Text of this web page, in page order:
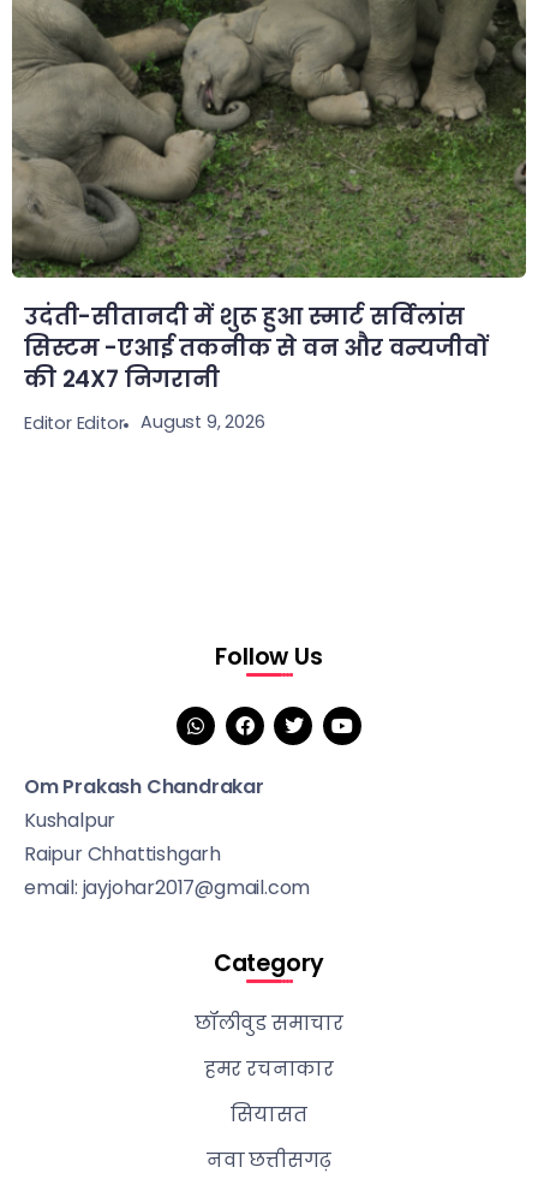
उदंती-सीतानदी में शुरू हुआ स्मार्ट सर्विलांस
सिस्टम -एआई तकनीक से वन और वन्यजीवों
की 24X7 निगरानी
Editor Editor August 9, 2026
Follow Us
Om Prakash Chandrakar
Kushalpur
Raipur Chhattishgarh
email: jayjohar2017@gmail.com
Category
छॉलीवुड समाचार
हमर रचनाकार
सियासत
नवा छत्तीसगढ़